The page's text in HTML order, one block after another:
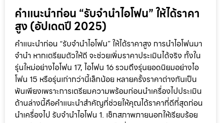
คำแนะนำก่อน “รับจำนำไอโฟน” ให้ได้ราคา
สูง (อัปเดตปี 2025)
คำแนะนำก่อน “รับจำนำไอโฟน” ให้ได้ราคาสูง การนำไอโฟนมา
จำนำ หากเตรียมตัวให้ดี จะช่วยเพิ่มราคาประเมินได้จริง ทั้งใน
รุ่นใหม่อย่างไอโฟน 17, ไอโฟน 16 รวมถึงรุ่นยอดนิยมอย่างไอ
โฟน 15 หรือรุ่นเก่ากว่านี้เล็กน้อย หลายครั้งราคาต่างกันเป็น
พันเพียงเพราะการเตรียมความพร้อมก่อนนำเครื่องไปประเมิน
ด้านล่างนี้คือคำแนะนำสำคัญที่ช่วยให้คุณได้ราคาที่ดีที่สุดก่อน
นำเครื่องไป รับจำนำไอโฟน 1. เช็กสภาพภายนอกให้เรียบร้อย